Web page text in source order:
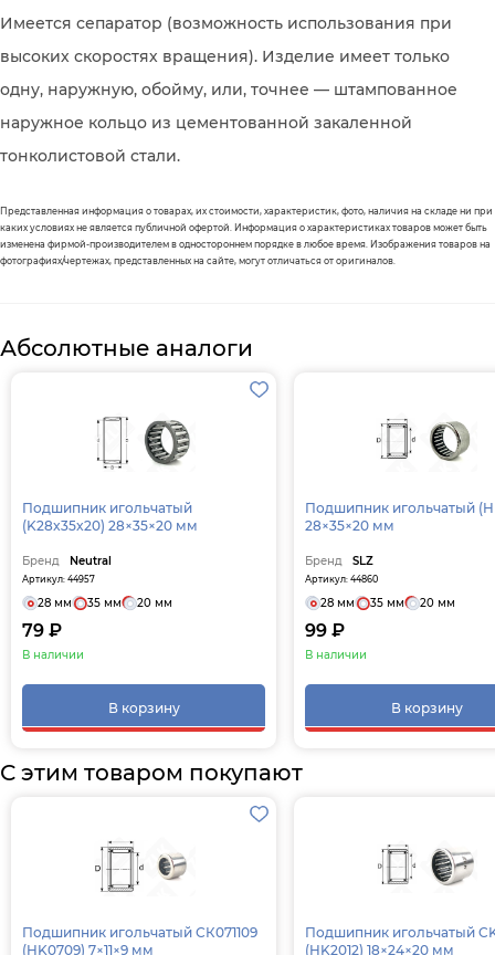
Имеется сепаратор (возможность использования при
высоких скоростях вращения). Изделие имеет только
одну, наружную, обойму, или, точнее — штампованное
наружное кольцо из цементованной закаленной
тонколистовой стали.
Представленная информация о товарах, их стоимости, характеристик, фото, наличия на складе ни при
каких условиях не является публичной офертой. Информация о характеристиках товаров может быть
изменена фирмой-производителем в одностороннем порядке в любое время. Изображения товаров на
фотографиях/чертежах, представленных на сайте, могут отличаться от оригиналов.
Абсолютные аналоги
Подшипник игольчатый
(K28x35x20) 28×35×20 мм
Бренд Neutral
Артикул: 44957
28 мм 35 мм 20 мм
79 ₽
В наличии
В корзину
Подшипник игольчатый (HK2820)
28×35×20 мм
Бренд SLZ
Артикул: 44860
28 мм 35 мм 20 мм
99 ₽
В наличии
В корзину
С этим товаром покупают
Подшипник игольчатый СК071109
(HK0709) 7×11×9 мм
Подшипник игольчатый
(HK2012) 18×24×20 мм